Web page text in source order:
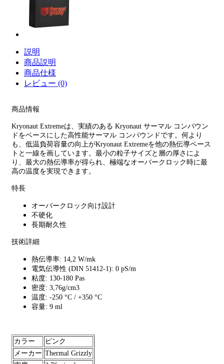
説明
商品説明
商品仕様
レビュー (0)
商品情報
Kryonaut Extremeは、実績のある Kryonaut サーマル コンパウン
ドをベースにした高性能サーマル コンパウンドです。何より
も、低温負荷容量の向上がKryonaut Extremeを他の熱伝導ペース
トと一線を画しています。最小の粒子サイズと層の厚さによ
り、最大の熱伝導率が得られ、極端なオーバークロック時に最
高の温度を実現できます。
特長
オーバークロック向け設計
不硬化
長期耐久性
技術詳細
熱伝導率: 14,2 W/mk
電気伝導性 (DIN 51412-1): 0 pS/m
粘度: 130-180 Pas
密度: 3,76g/cm3
温度: -250 °C / +350 °C
容量: 9 ml
カラー
ピンク
メーカー Thermal Grizzly